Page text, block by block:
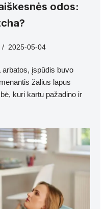
odos:
2025-05-04
įspūdis buvo
žalius lapus
kuri kartu pažadino ir